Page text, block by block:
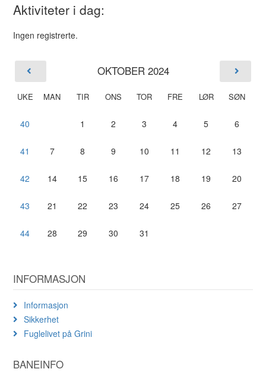
Aktiviteter i dag:
Ingen registrerte.
OKTOBER 2024
UKE MAN TIR ONS TOR FRE LØR SØN
40 1 2 3 4 5 6
41 7 8 9 10 11 12 13
42 14 15 16 17 18 19 20
43 21 22 23 24 25 26 27
44 28 29 30 31
INFORMASJON
Informasjon
Sikkerhet
Fuglelivet på Grini
BANEINFO